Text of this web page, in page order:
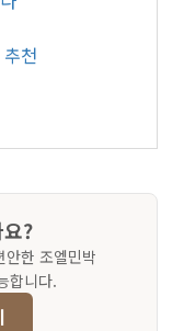
천
?
한 조엘민박
합니다.